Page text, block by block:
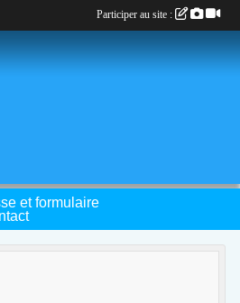
et formulaire
Participer au site :